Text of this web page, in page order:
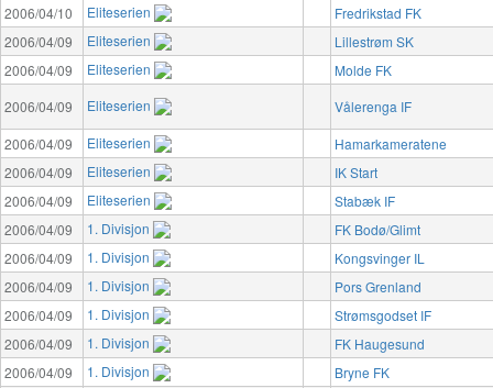
2006/04/10
Eliteserien
Fredrikstad FK
2006/04/09
Eliteserien
Lillestrøm SK
2006/04/09
Eliteserien
Molde FK
2006/04/09
Eliteserien
Vålerenga IF
2006/04/09
Eliteserien
Hamarkameratene
2006/04/09
Eliteserien
IK Start
2006/04/09
Eliteserien
Stabæk IF
2006/04/09
1. Divisjon
FK Bodø/Glimt
2006/04/09
1. Divisjon
Kongsvinger IL
2006/04/09
1. Divisjon
Pors Grenland
2006/04/09
1. Divisjon
Strømsgodset IF
2006/04/09
1. Divisjon
FK Haugesund
2006/04/09
1. Divisjon
Bryne FK